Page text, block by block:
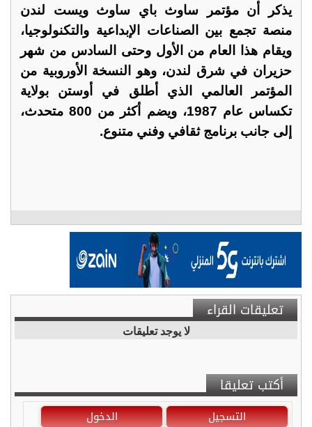
يذكر أن مؤتمر ساوث باي ساوث ويست لندن
منصة تجمع بين الصناعات الإبداعية والتكنولوجيا،
ويقام هذا العام من الأول وحتى السادس من شهر
حزيران في شرق لندن، وهو النسخة الأوروبية من
المؤتمر العالمي الذي أطلق في أوستن بولاية
تكساس عام 1987، ويضم أكثر من 800 متحدث،
إلى جانب برنامج ثقافي وفني متنوع.
تعليقات القراء
لا يوجد تعليقات
أكتب تعليقا
التسجيل الدخول